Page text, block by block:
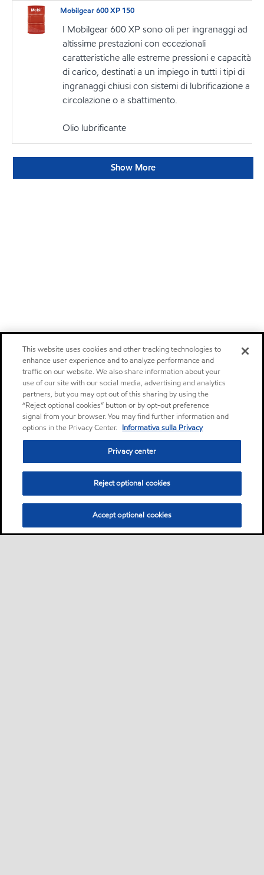
Mobilgear 600 XP 150
I Mobilgear 600 XP sono oli per ingranaggi ad
altissime prestazioni con eccezionali
caratteristiche alle estreme pressioni e capacità
di carico, destinati a un impiego in tutti i tipi di
ingranaggi chiusi con sistemi di lubrificazione a
circolazione o a sbattimento.
Olio lubrificante
Show More
This website uses cookies and other tracking technologies to
enhance user experience and to analyze performance and
traffic on our website. We also share information about your
use of our site with our social media, advertising and analytics
partners, but you may opt out of this sharing by using the
“Reject optional cookies” button or by opt-out preference
signal from your browser. You may find further information and
options in the Privacy Center. Informativa sulla Privacy
Privacy center
Reject optional cookies
Accept optional cookies